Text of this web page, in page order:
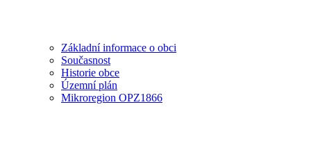
Základní informace o obci
Současnost
Historie obce
Územní plán
Mikroregion OPZ1866